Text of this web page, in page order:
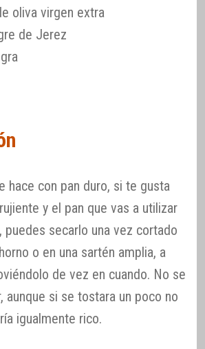
oliva virgen extra
de Jerez
hace con pan duro, si te gusta
y el pan que vas a utilizar
puedes secarlo una vez cortado
o en una sartén amplia, a
de vez en cuando. No se
aunque si se tostara un poco no
igualmente rico.